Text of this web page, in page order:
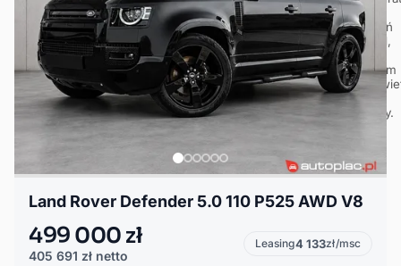
Land Rover Defender 5.0 110 P525 AWD V8
499 000 zł
405 691 zł netto
Leasing4 133zł/msc